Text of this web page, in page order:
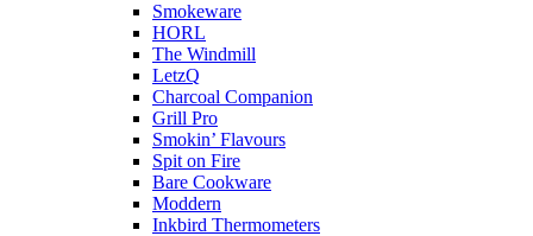
Smokeware
HORL
The Windmill
LetzQ
Charcoal Companion
Grill Pro
Smokin’ Flavours
Spit on Fire
Bare Cookware
Moddern
Inkbird Thermometers